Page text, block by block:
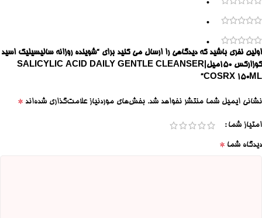
0
0
0
اولین نفری باشید که دیدگاهی را ارسال می کنید برای “شوینده روزانه سالیسیلیک اسید
کوزارکس ۱۵۰میل|SALICYLIC ACID DAILY GENTLE CLEANSER
COSRX 150ML”
نشانی ایمیل شما منتشر نخواهد شد. بخش‌های موردنیاز علامت‌گذاری شده‌اند *
امتیاز شما
دیدگاه شما *